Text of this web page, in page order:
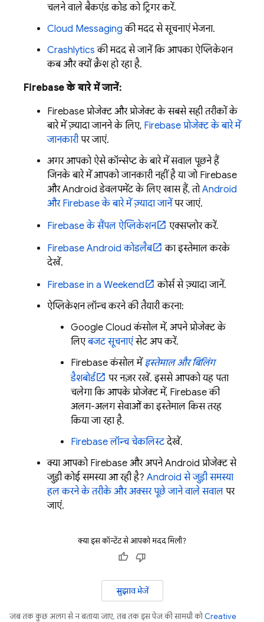
चलने वाले बैकएंड कोड को ट्रिगर करें.
Cloud Messaging की मदद से सूचनाएं भेजना.
Crashlytics की मदद से जानें कि आपका ऐप्लिकेशन
कब और क्यों क्रैश हो रहा है.
Firebase के बारे में जानें:
Firebase प्रोजेक्ट और प्रोजेक्ट के सबसे सही तरीकों के
बारे में ज़्यादा जानने के लिए, Firebase प्रोजेक्ट के बारे में
जानकारीपर जाएं.
अगर आपको ऐसे कॉन्सेप्ट के बारे में सवाल पूछने हैं
जिनके बारे में आपको जानकारी नहीं है या जो Firebase
और Android डेवलपमेंट के लिए खास हैं, तोAndroid
और Firebase के बारे में ज़्यादा जानेंपर जाएं.
Firebase के सैंपल ऐप्लिकेशन
एक्सप्लोर करें.
Firebase Android कोडलैब
का इस्तेमाल करके
देखें.
Firebase in a Weekend
कोर्स से ज़्यादा जानें.
ऐप्लिकेशन लॉन्च करने की तैयारी करना:
Google Cloud कंसोल में, अपने प्रोजेक्ट के
लिएबजट सूचनाएंसेट अप करें.
Firebaseकंसोल मेंइस्तेमाल और बिलिंग
डैशबोर्ड
पर नज़र रखें. इससे आपको यह पता
चलेगा कि आपके प्रोजेक्ट में, Firebase की
अलग-अलग सेवाओं का इस्तेमाल किस तरह
किया जा रहा है.
Firebase लॉन्च चेकलिस्टदेखें.
क्या आपको Firebase और अपने Android प्रोजेक्ट से
जुड़ी कोई समस्या आ रही है? Android से जुड़ी समस्या
हल करने के तरीके और अक्सर पूछे जाने वाले सवाल पर
जाएं.
क्या इस कॉन्टेंट से आपको मदद मिली?
सुझाव भेजें
जब तक कुछ अलग से न बताया जाए, तब तक इस पेज की सामग्री कोCreative